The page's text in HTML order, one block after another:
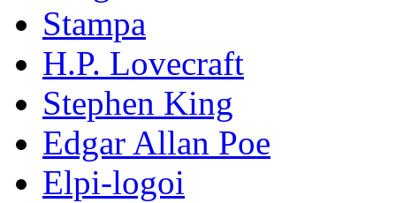
Stampa
H.P. Lovecraft
Stephen King
Edgar Allan Poe
Elpi-logoi